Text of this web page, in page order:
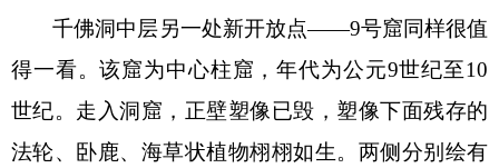
千佛洞中层另一处新开放点——9号窟同样很值
得一看。该窟为中心柱窟，年代为公元9世纪至10
世纪。走入洞窟，正壁塑像已毁，塑像下面残存的
法轮、卧鹿、海草状植物栩栩如生。两侧分别绘有